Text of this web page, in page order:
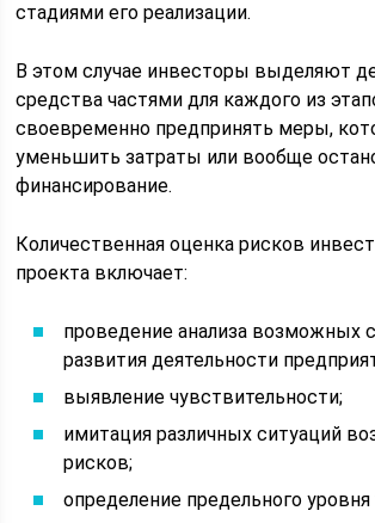
стадиями его реализации.
В этом случае инвесторы выделяют
средства частями для каждого из
своевременно предпринять меры,
уменьшить затраты или вообще
финансирование.
Количественная оценка рисков
проекта включает:
проведение анализа возможных
развития деятельности
выявление чувствительности;
имитация различных ситуаций
рисков;
определение предельного